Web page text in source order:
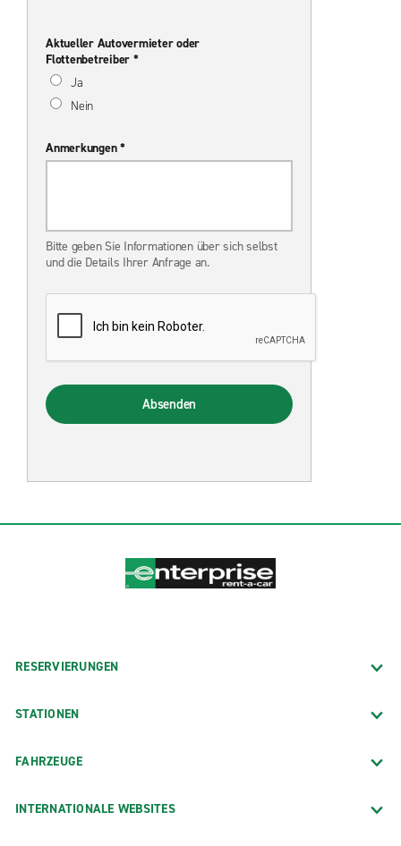
Aktueller Autovermieter oder
Flottenbetreiber *
Ja
Nein
Anmerkungen *
Bitte geben Sie Informationen über sich selbst
und die Details Ihrer Anfrage an.
Absenden
RESERVIERUNGEN
STATIONEN
FAHRZEUGE
INTERNATIONALE WEBSITES